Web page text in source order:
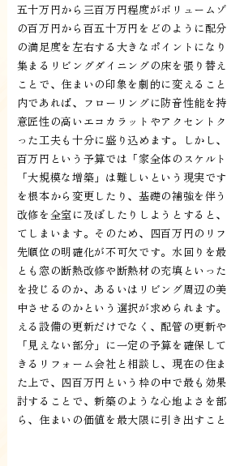
五十万円から三百万円程度がボリューム
の百万円から百五十万円をどのように配
の満足度を左右する大きなポイントにな
集まるリビングダイニングの床を張り替
ことで、住まいの印象を劇的に変えるこ
内であれば、フローリングに防音性能を
意匠性の高いエコカラットやアクセント
った工夫も十分に盛り込めます。しかし
百万円という予算では「家全体のスケル
「大規模な増築」は難しいという現実で
を根本から変更したり、基礎の補強を伴
改修を全室に及ぼしたりしようとすると
てしまいます。そのため、四百万円のリ
先順位の明確化が不可欠です。水回りを
とも窓の断熱改修や断熱材の充填といっ
を投じるのか、あるいはリビング周辺の
中させるのかという選択が求められます
える設備の更新だけでなく、配管の更新
「見えない部分」に一定の予算を確保し
きるリフォーム会社と相談し、現在の住
た上で、四百万円という枠の中で最も効
討することで、新築のような心地よさを
ら、住まいの価値を最大限に引き出すこ